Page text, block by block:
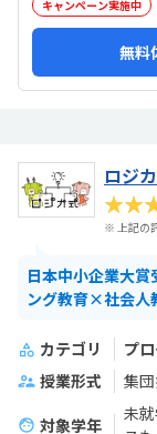
キャンペーン実施中
無料
ロジ
※ 上記の
日本中小企業大
ング教育×社会人
カテゴリ
プ
授業形式
集
対象学年
未